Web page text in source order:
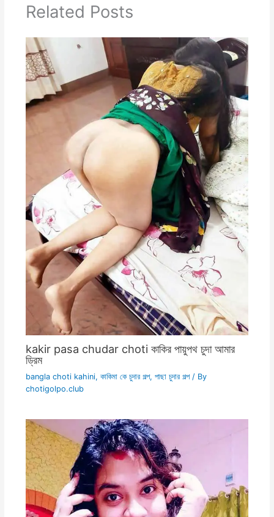
Related Posts
kakir pasa chudar choti কাকির পায়ুপথ চুদা আমার
ড্রিম
bangla choti kahini, কাকিমা কে চুদার গল্প, পাছা চুদার গল্প/ By
chotigolpo.club